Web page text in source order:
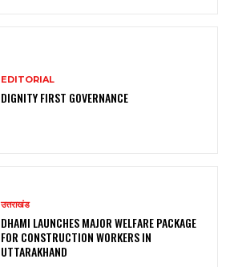
EDITORIAL
DIGNITY FIRST GOVERNANCE
उत्तराखंड
DHAMI LAUNCHES MAJOR WELFARE PACKAGE
FOR CONSTRUCTION WORKERS IN
UTTARAKHAND